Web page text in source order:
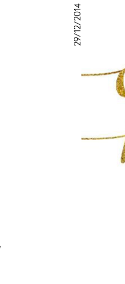
29/12/2014